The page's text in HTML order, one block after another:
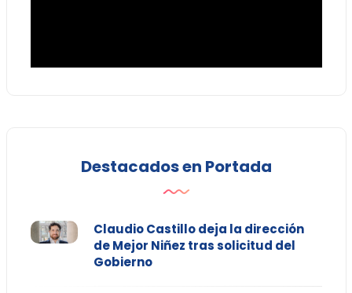
Destacados en Portada
Claudio Castillo deja la dirección
de Mejor Niñez tras solicitud del
Gobierno